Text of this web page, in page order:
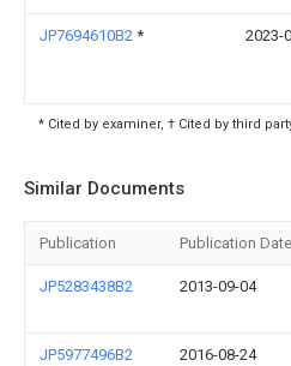
JP7694610B2 * 2023-
* Cited by examiner, † Cited by third
Similar Documents
Publication Publication Date
JP5283438B2 2013-09-04
JP5977496B2 2016-08-24